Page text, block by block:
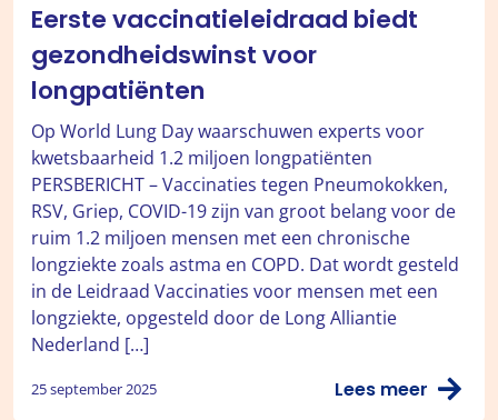
Eerste vaccinatieleidraad biedt
gezondheidswinst voor
longpatiënten
Op World Lung Day waarschuwen experts voor
kwetsbaarheid 1.2 miljoen longpatiënten
PERSBERICHT – Vaccinaties tegen Pneumokokken,
RSV, Griep, COVID-19 zijn van groot belang voor de
ruim 1.2 miljoen mensen met een chronische
longziekte zoals astma en COPD. Dat wordt gesteld
in de Leidraad Vaccinaties voor mensen met een
longziekte, opgesteld door de Long Alliantie
Nederland […]
25 september 2025 Lees meer